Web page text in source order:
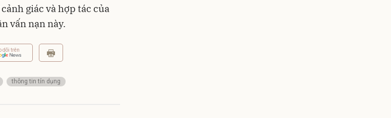
giác và hợp tác của
vấn nạn này.
dõi trên
thông tin tín dụng